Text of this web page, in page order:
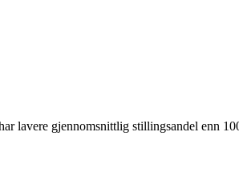
lavere gjennomsnittlig stillingsandel enn